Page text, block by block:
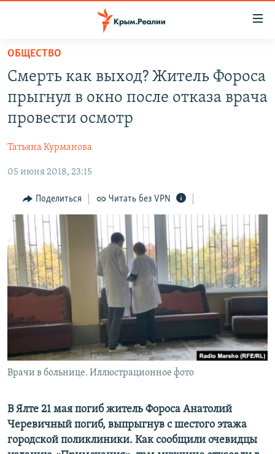
Вернуться
основному
содержанию
Вернутся
главной
навигации
Вернутся
поиску
СПЕЦПРОЕКТЫ
11 ЛЕТ ОККУПАЦИИ КРЫМА. 11 ИСТОРИЙ СОПРОТИВЛЕНИЯ
ВОДА
ЕЩЕ
ИНТЕРАКТИВ
ИНФОГРАФИКА
ТЕЛЕПРОЕКТ КРЫМ.РЕАЛИИ
СОВЕТЫ ПРАВОЗАЩИТНИКОВ
ПРОПАВШИЕ БЕЗ ВЕСТИ
ПОБЕДИТЕЛЕЙ НЕ СУДЯТ?
КРЫМ.НЕПОКОРЕННЫЙ
ELIFBE
УКРАИНСКАЯ ПРОБЛЕМА КРЫМА
РАДІО СВОБОДА
КАК ОБОЙТИ БЛОКИРОВКУ
Українською
Qırımtatar
ПРИСОЕДИНЯЙТЕСЬ!
Все сайты RFE/RL
ОБЩЕСТВО
Смерть как выход? Житель Фороса
прыгнул в окно после отказа врача
провести осмотр
Татьяна Курманова
05 июня 2018, 23:15
Поделиться Читать без VPN
Врачи в больнице. Иллюстрационное фото
В Ялте 21 мая погиб житель Фороса Анатолий
Черевичный погиб, выпрыгнув с шестого этажа
городской поликлиники. Как сообщили очевидцы